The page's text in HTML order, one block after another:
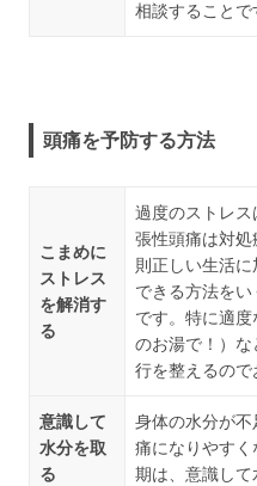
相談することで
頭痛を予防する方法
こまめに
ストレス
を解消す
る
過度のストレ
張性頭痛は対処
則正しい生活
できる方法を
です。特に適
のお湯で！）な
行を整えるので
意識して
水分を取
る
身体の水分が
痛になりやす
期は、意識して